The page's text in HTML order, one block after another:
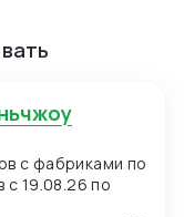
с фабриками по
с 19.08.26 по